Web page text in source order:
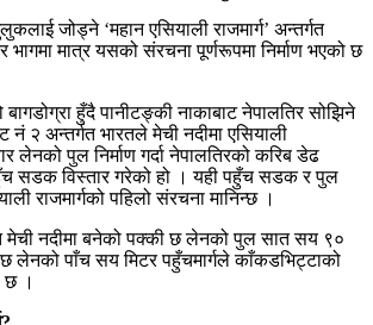
जोड्ने ‘महान एसियाली राजमार्ग’ अन्तर्गत
मात्र यसको संरचना पूर्णरूपमा निर्माण भएको छ
हुँदै पानीटङ्की नाकाबाट नेपालतिर सोझिने
नं २ अन्तर्गत भारतले मेची नदीमा एसियाली
लेनको पुल निर्माण गर्दा नेपालतिरको करिब डेढ
सडक विस्तार गरेको हो । यही पहुँच सडक र पुल
राजमार्गको पहिलो संरचना मानिन्छ ।
मेची नदीमा बनेको पक्की छ लेनको पुल सात सय ९०
लेनको पाँच सय मिटर पहुँचमार्गले काँकडभिट्टाको
छ ।